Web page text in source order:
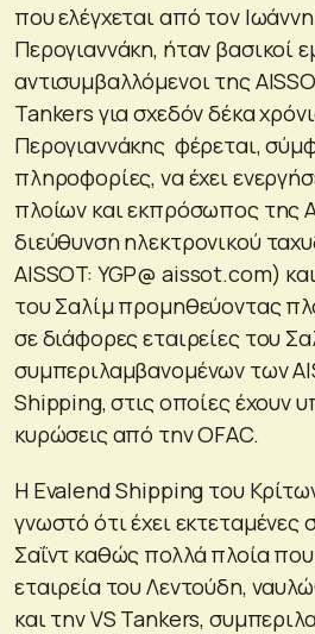
που ελέγχεται από τον
Περογιαννάκη, ήταν βασικοί
αντισυμβαλλόμενοι της
Tankers για σχεδόν δέκα
Περογιαννάκης φέρεται,
πληροφορίες, να έχει
πλοίων και εκπρόσωπος της
διεύθυνση ηλεκτρονικού
AISSOT: YGP@ aissot.com)
του Σαλίμ προμηθεύοντας
σε διάφορες εταιρείες του
συμπεριλαμβανομένων των
Shipping, στις οποίες έχουν
κυρώσεις από την OFAC.
Η Evalend Shipping του
γνωστό ότι έχει εκτεταμένες
Σαΐντ καθώς πολλά πλοία
εταιρεία του Λεντούδη,
και την VS Tankers,